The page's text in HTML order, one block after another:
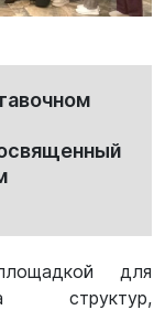
для
структур,